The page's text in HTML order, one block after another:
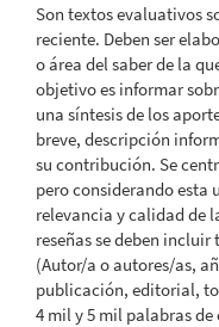
Son textos evaluativos
reciente. Deben ser
o área del saber de la
objetivo es informar
una síntesis de los
breve, descripción
su contribución. Se
pero considerando esta
relevancia y calidad de
reseñas se deben
(Autor/a o autores/as,
publicación, editorial,
4 mil y 5 mil palabras de